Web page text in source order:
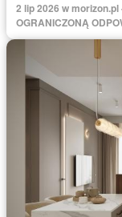
2 lip 2026 w morizon.pl
OGRANICZONĄ